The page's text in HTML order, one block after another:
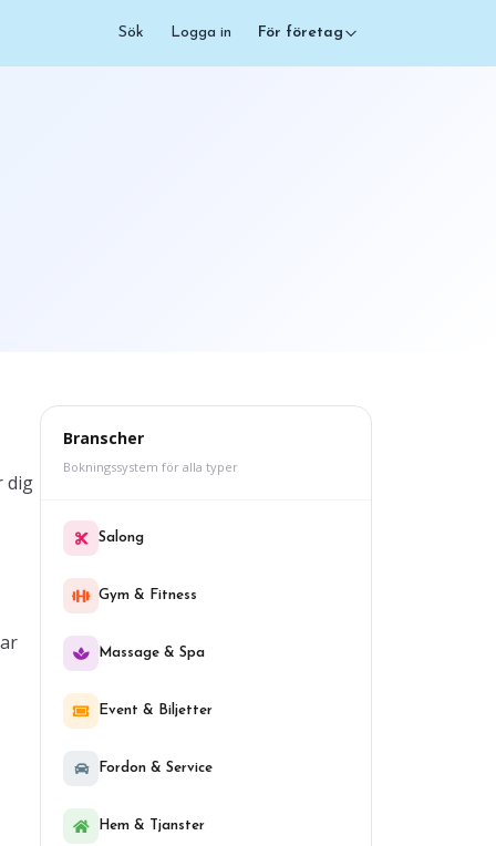
Sök Logga in För företag
dig
Branscher
Bokningssystem för alla typer
Salong
Gym & Fitness
Massage & Spa
Event & Biljetter
Fordon & Service
Hem & Tjanster